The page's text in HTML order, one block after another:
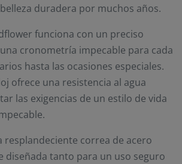
duradera por muchos años.
funciona con un preciso
cronometría impecable para cada
hasta las ocasiones especiales.
ofrece una resistencia al agua
las exigencias de un estilo de vida
correa de acero
tanto para un uso seguro